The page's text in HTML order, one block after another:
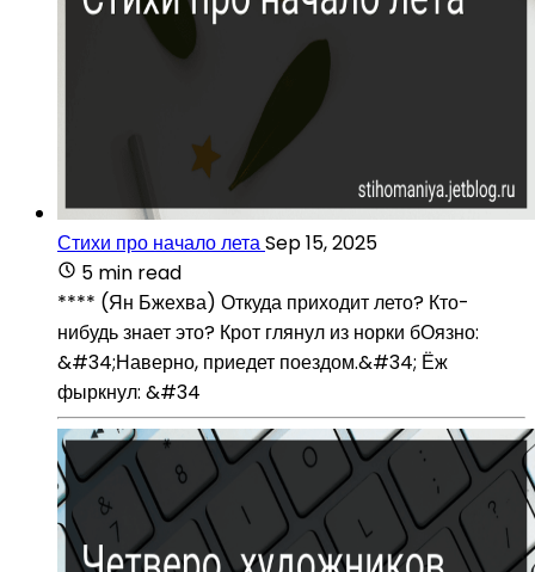
Стихи про начало летаSep 15, 2025
5 min read
**** (Ян Бжехва) Откуда приходит лето? Кто-
нибудь знает это? Крот глянул из норки бОязно:
&#34;Наверно, приедет поездом.&#34; Ёж
фыркнул: &#34